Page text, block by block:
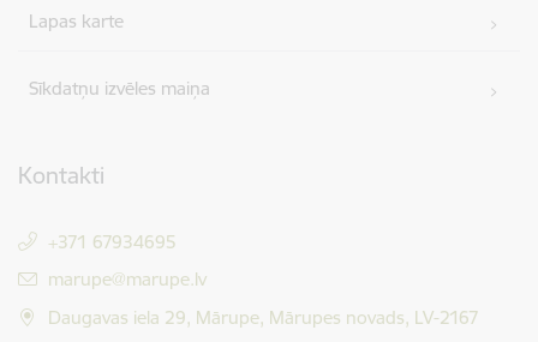
Lapas karte
Sīkdatņu izvēles maiņa
Kontakti
+371 67934695
E-pasts:
marupe@marupe.lv
Daugavas iela 29, Mārupe, Mārupes novads, LV-2167